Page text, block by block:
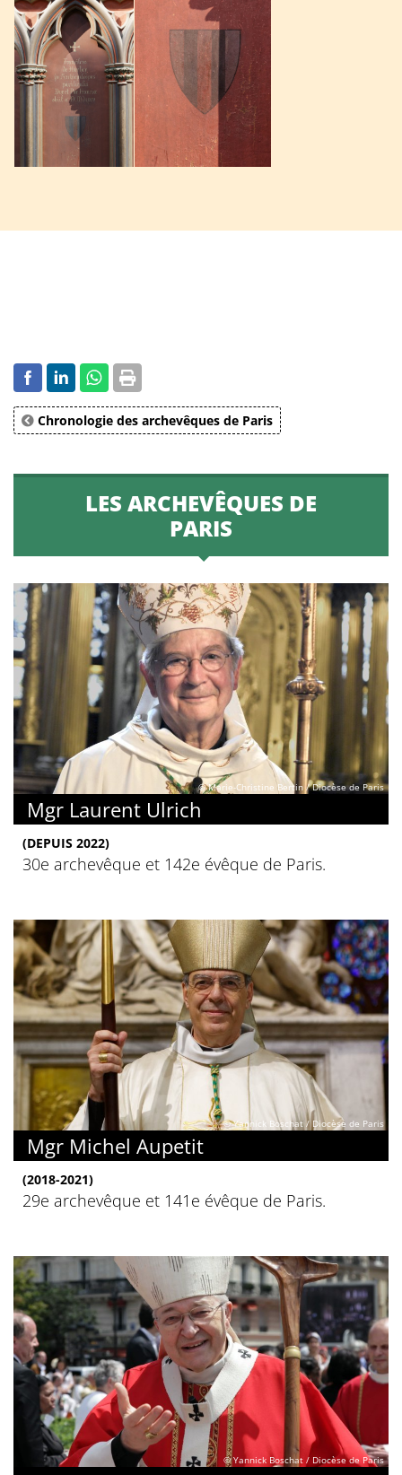
Chronologie des archevêques de Paris
LES ARCHEVÊQUES DE
PARIS
© Marie-Christine Bertin / Diocèse de Paris
Mgr Laurent Ulrich
(DEPUIS 2022)
30e archevêque et 142e évêque de Paris.
© Yannick Boschat / Diocèse de Paris
Mgr Michel Aupetit
(2018-2021)
29e archevêque et 141e évêque de Paris.
© Yannick Boschat / Diocèse de Paris